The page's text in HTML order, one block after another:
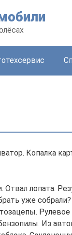
Копалка
Отвал лопата.
уже
Из